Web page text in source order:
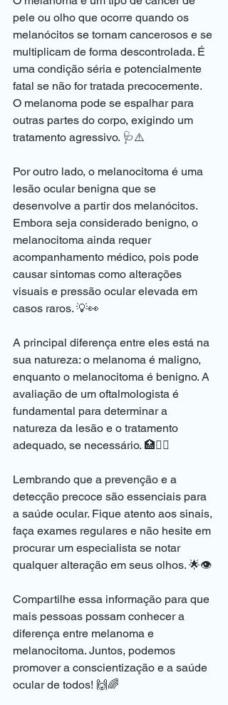
pele ou olho que ocorre quando os
melanócitos se tornam cancerosos e se
multiplicam de forma descontrolada. É
uma condição séria e potencialmente
fatal se não for tratada precocemente.
O melanoma pode se espalhar para
outras partes do corpo, exigindo um
tratamento agressivo. 🩺⚠️
Por outro lado, o melanocitoma é uma
lesão ocular benigna que se
desenvolve a partir dos melanócitos.
Embora seja considerado benigno, o
melanocitoma ainda requer
acompanhamento médico, pois pode
causar sintomas como alterações
visuais e pressão ocular elevada em
casos raros. 💡👀
A principal diferença entre eles está na
sua natureza: o melanoma é maligno,
enquanto o melanocitoma é benigno. A
avaliação de um oftalmologista é
fundamental para determinar a
natureza da lesão e o tratamento
adequado, se necessário. 🏥👩‍⚕️
Lembrando que a prevenção e a
detecção precoce são essenciais para
a saúde ocular. Fique atento aos sinais,
faça exames regulares e não hesite em
procurar um especialista se notar
qualquer alteração em seus olhos. 🌟👁️
Compartilhe essa informação para que
mais pessoas possam conhecer a
diferença entre melanoma e
melanocitoma. Juntos, podemos
promover a conscientização e a saúde
ocular de todos! 🙌🌈